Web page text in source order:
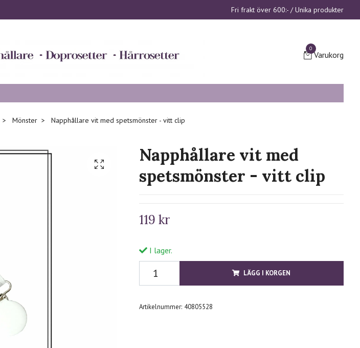
Fri frakt över 600:- / Unika produkter
0
Varukorg
Mönster Napphållare vit med spetsmönster - vitt clip
Napphållare vit med
spetsmönster - vitt clip
119 kr
I lager.
LÄGG I KORGEN
Artikelnummer: 40805528